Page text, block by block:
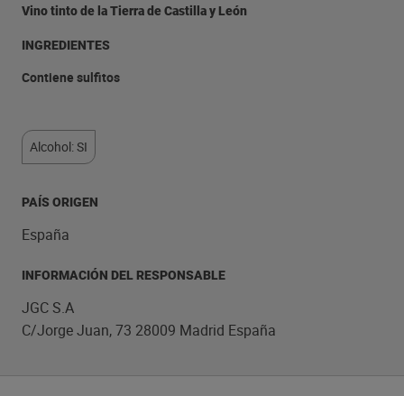
Vino tinto de la Tierra de Castilla y León
INGREDIENTES
Contiene sulfitos
Alcohol: SI
PAÍS ORIGEN
España
INFORMACIÓN DEL RESPONSABLE
JGC S.A
C/Jorge Juan, 73 28009 Madrid España